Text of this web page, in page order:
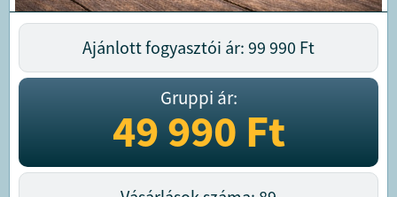
Ajánlott fogyasztói ár: 99 990 Ft
Gruppi ár:
49 990Ft